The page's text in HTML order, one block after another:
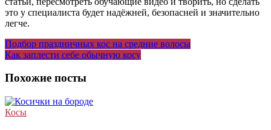
это у специалиста будет надёжней, безопасней и значительно
легче.
Навигация
по
записям
Подбор праздничных кос на средние волосы
Как заплести себе обычную косу
Похожие посты
Косы